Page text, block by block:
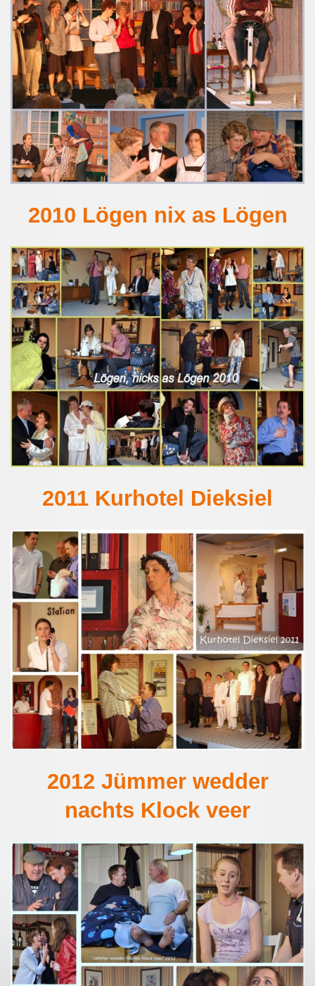
2010 Lögen nix as Lögen
2011 Kurhotel Dieksiel
2012 Jümmer wedder
nachts Klock veer